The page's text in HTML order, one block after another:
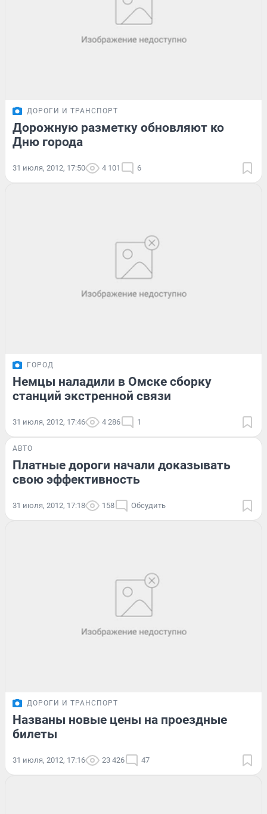
ДОРОГИ И ТРАНСПОРТ
Дорожную разметку обновляют ко
Дню города
31 июля, 2012, 17:50 4 101 6
ГОРОД
Немцы наладили в Омске сборку
станций экстренной связи
31 июля, 2012, 17:46 4 286 1
АВТО
Платные дороги начали доказывать
свою эффективность
31 июля, 2012, 17:18 158 Обсудить
ДОРОГИ И ТРАНСПОРТ
Названы новые цены на проездные
билеты
31 июля, 2012, 17:16 23 426 47